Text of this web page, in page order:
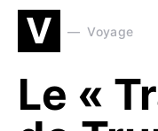
V Voyage
Le «